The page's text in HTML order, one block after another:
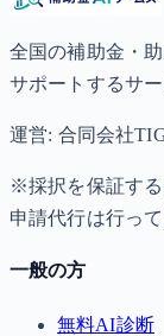
全国の補助金・
サポートするサー
運営: 合同会社
※採択を保証する
申請代行は行って
一般の方
無料AI診断